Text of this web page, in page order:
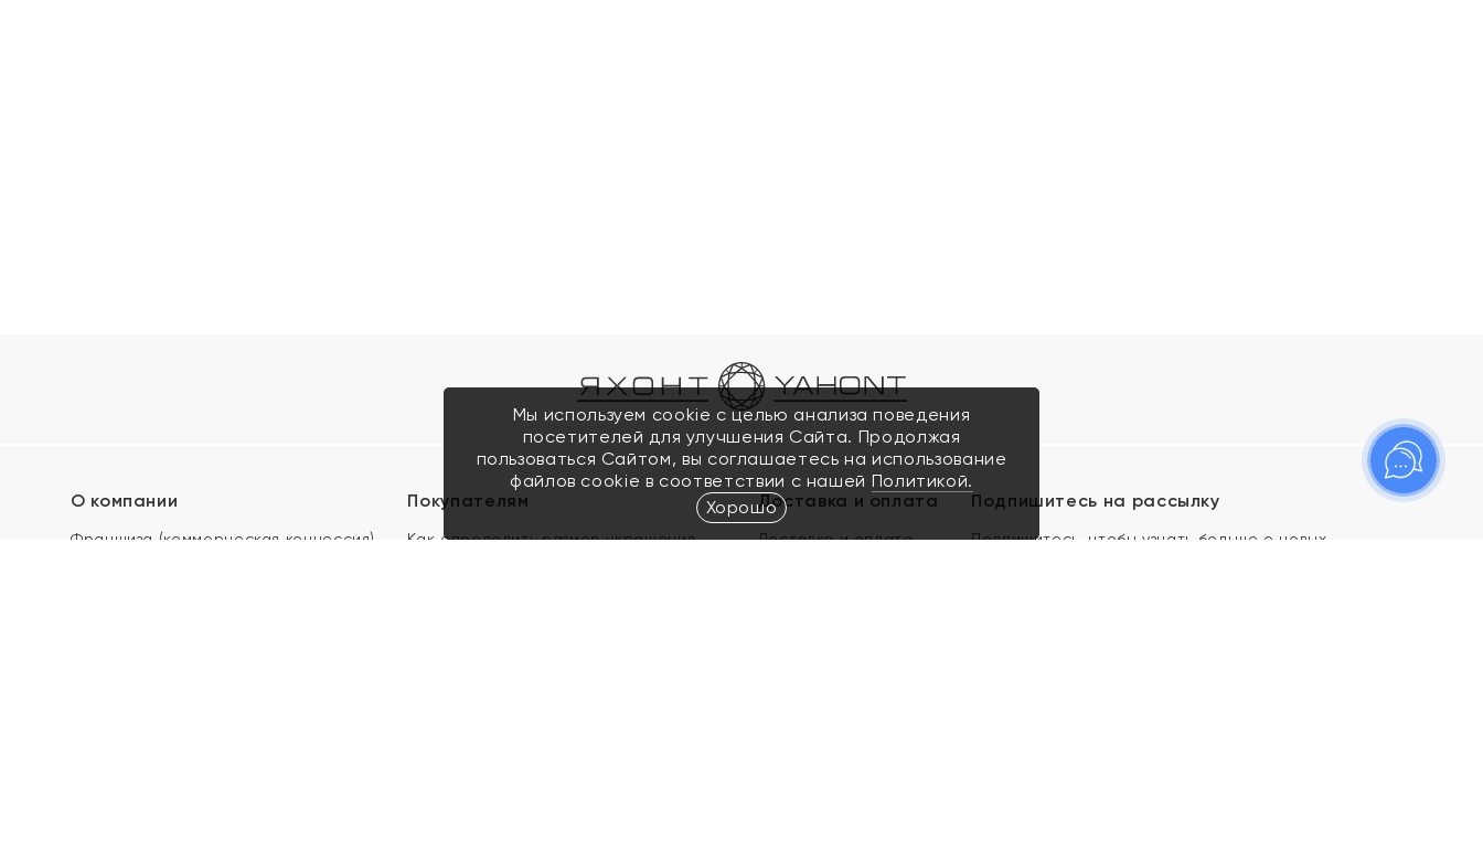
О компании
Франшиза (коммерческая концессия)
Покупателям
Как определить размер украшения
Доставка и оплата
Доставка и оплата
Подпишитесь на рассылку
Подпишитесь, чтобы узнать больше о новых
Мы используем cookie с целью анализа поведения
посетителей для улучшения Сайта. Продолжая
пользоваться Сайтом, вы соглашаетесь на использование
файлов cookie в соответствии с нашей Политикой.
Хорошо